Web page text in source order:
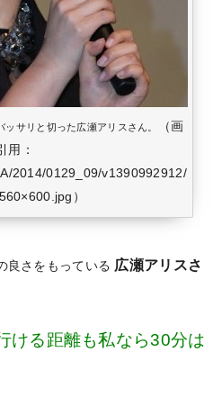
サリと切った広瀬アリスさん。
（画
用：
2014/0129_09/v1390992912/
）
良さをもっている 広瀬アリスさ
ける距離も私なら30分は